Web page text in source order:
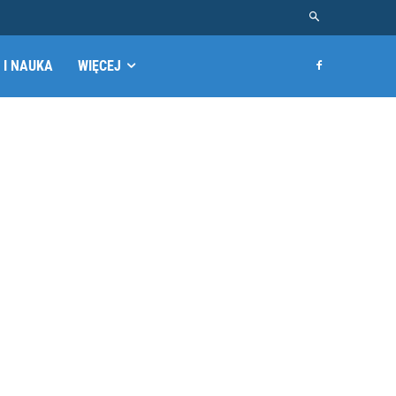
I NAUKA WIĘCEJ